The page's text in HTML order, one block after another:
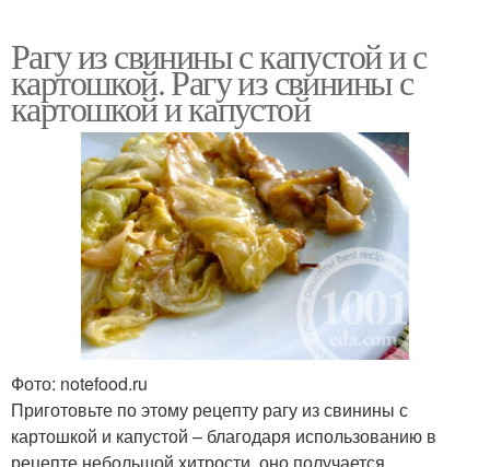
Рагу из свинины с капустой и с
картошкой. Рагу из свинины с
картошкой и капустой
Фото: notefood.ru
Приготовьте по этому рецепту рагу из свинины с
картошкой и капустой – благодаря использованию в
рецепте небольшой хитрости, оно получается